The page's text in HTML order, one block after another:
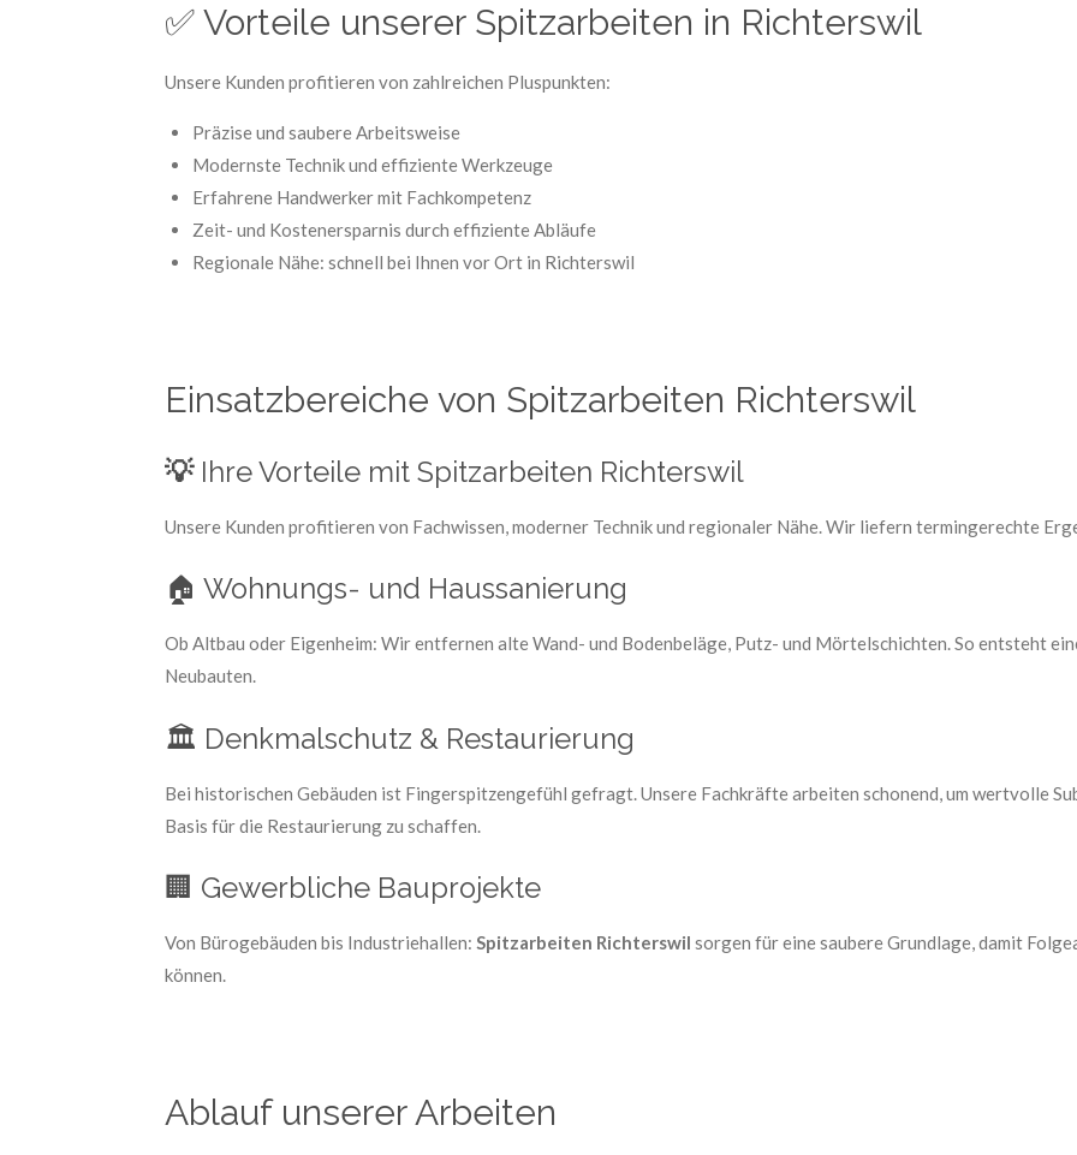
✅ Vorteile unserer Spitzarbeiten in Richterswil
Unsere Kunden profitieren von zahlreichen Pluspunkten:
Präzise und saubere Arbeitsweise
Modernste Technik und effiziente Werkzeuge
Erfahrene Handwerker mit Fachkompetenz
Zeit- und Kostenersparnis durch effiziente Abläufe
Regionale Nähe: schnell bei Ihnen vor Ort in Richterswil
Einsatzbereiche von Spitzarbeiten Richterswil
💡 Ihre Vorteile mit Spitzarbeiten Richterswil
Unsere Kunden profitieren von Fachwissen, moderner Technik und regionaler Nähe. Wir liefern termingerechte
🏠 Wohnungs- und Haussanierung
Ob Altbau oder Eigenheim: Wir entfernen alte Wand- und Bodenbeläge, Putz- und Mörtelschichten. So entsteht
Neubauten.
🏛️ Denkmalschutz & Restaurierung
Bei historischen Gebäuden ist Fingerspitzengefühl gefragt. Unsere Fachkräfte arbeiten schonend, um wertvolle
Basis für die Restaurierung zu schaffen.
🏢 Gewerbliche Bauprojekte
Von Bürogebäuden bis Industriehallen: Spitzarbeiten Richterswil sorgen für eine saubere Grundlage, damit
können.
Ablauf unserer Arbeiten